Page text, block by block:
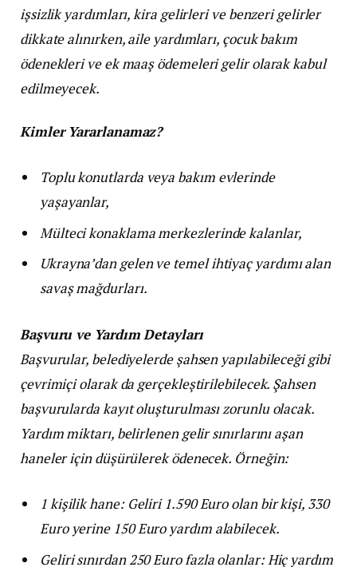
işsizlik yardımları, kira gelirleri ve benzeri gelirler
dikkate alınırken, aile yardımları, çocuk bakım
ödenekleri ve ek maaş ödemeleri gelir olarak kabul
edilmeyecek.
Kimler Yararlanamaz?
Toplu konutlarda veya bakım evlerinde
yaşayanlar,
Mülteci konaklama merkezlerinde kalanlar,
Ukrayna’dan gelen ve temel ihtiyaç yardımı alan
savaş mağdurları.
Başvuru ve Yardım Detayları
Başvurular, belediyelerde şahsen yapılabileceği gibi
çevrimiçi olarak da gerçekleştirilebilecek. Şahsen
başvurularda kayıt oluşturulması zorunlu olacak.
Yardım miktarı, belirlenen gelir sınırlarını aşan
haneler için düşürülerek ödenecek. Örneğin:
1 kişilik hane: Geliri 1.590 Euro olan bir kişi, 330
Euro yerine 150 Euro yardım alabilecek.
Geliri sınırdan 250 Euro fazla olanlar: Hiç yardım